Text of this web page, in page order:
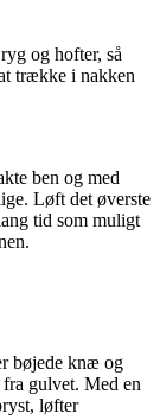
og hofter, så
trække i nakken
ben og med
Løft det øverste
tid som muligt
bøjede knæ og
gulvet. Med en
løfter